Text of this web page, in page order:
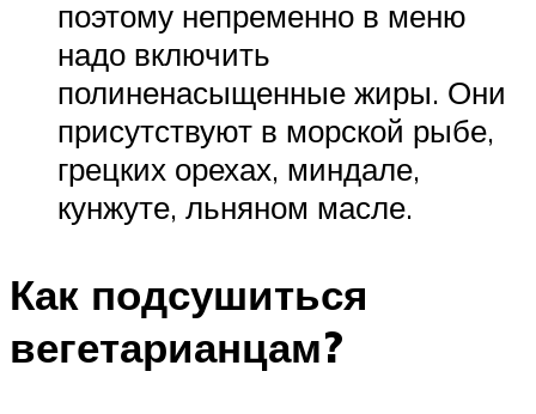
поэтому непременно в меню
надо включить
полиненасыщенные жиры. Они
присутствуют в морской рыбе,
грецких орехах, миндале,
кунжуте, льняном масле.
Как подсушиться
вегетарианцам?